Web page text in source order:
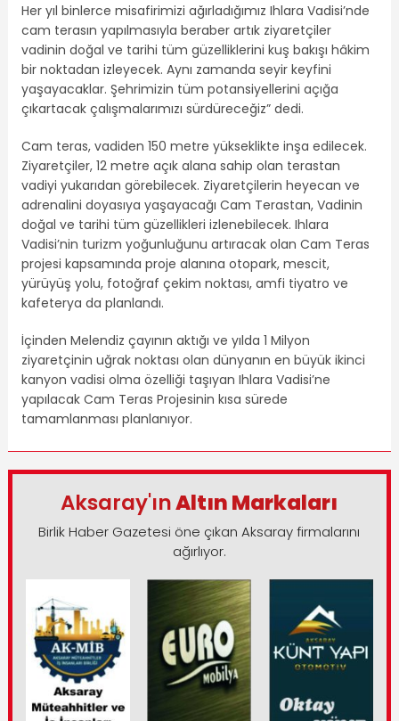
Her yıl binlerce misafirimizi ağırladığımız Ihlara Vadisi’nde
cam terasın yapılmasıyla beraber artık ziyaretçiler
vadinin doğal ve tarihi tüm güzelliklerini kuş bakışı hâkim
bir noktadan izleyecek. Aynı zamanda seyir keyfini
yaşayacaklar. Şehrimizin tüm potansiyellerini açığa
çıkartacak çalışmalarımızı sürdüreceğiz” dedi.
Cam teras, vadiden 150 metre yükseklikte inşa edilecek.
Ziyaretçiler, 12 metre açık alana sahip olan terastan
vadiyi yukarıdan görebilecek. Ziyaretçilerin heyecan ve
adrenalini doyasıya yaşayacağı Cam Terastan, Vadinin
doğal ve tarihi tüm güzellikleri izlenebilecek. Ihlara
Vadisi’nin turizm yoğunluğunu artıracak olan Cam Teras
projesi kapsamında proje alanına otopark, mescit,
yürüyüş yolu, fotoğraf çekim noktası, amfi tiyatro ve
kafeterya da planlandı.
İçinden Melendiz çayının aktığı ve yılda 1 Milyon
ziyaretçinin uğrak noktası olan dünyanın en büyük ikinci
kanyon vadisi olma özelliği taşıyan Ihlara Vadisi’ne
yapılacak Cam Teras Projesinin kısa sürede
tamamlanması planlanıyor.
Aksaray'ınAltın Markaları
Birlik Haber Gazetesi öne çıkan Aksaray firmalarını
ağırlıyor.